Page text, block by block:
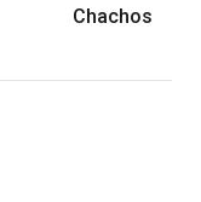
Chachos